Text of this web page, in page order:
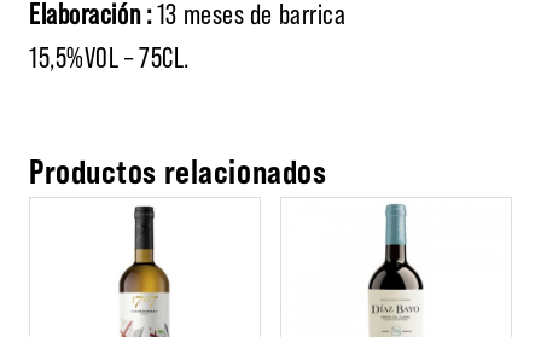
Elaboración :13 meses de barrica
15,5%VOL – 75CL.
Productos relacionados